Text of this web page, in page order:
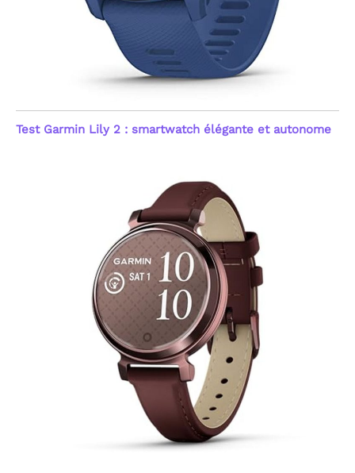
Test Garmin Lily 2 : smartwatch élégante et autonome